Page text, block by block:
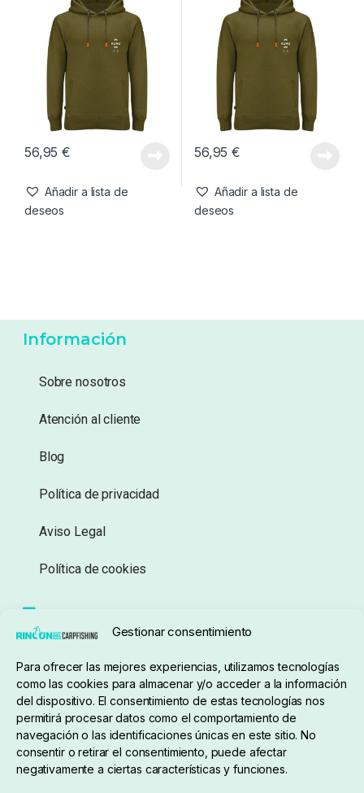
Gestionar consentimiento
Para ofrecer las mejores experiencias, utilizamos tecnologías
como las cookies para almacenar y/o acceder a la información
del dispositivo. El consentimiento de estas tecnologías nos
permitirá procesar datos como el comportamiento de
navegación o las identificaciones únicas en este sitio. No
consentir o retirar el consentimiento, puede afectar
negativamente a ciertas características y funciones.
56,95€
Añadir a lista de
deseos
56,95€
Añadir a lista de
deseos
Información
Sobre nosotros
Atención al cliente
Blog
Política de privacidad
Aviso Legal
Política de cookies
Sobre nosotros